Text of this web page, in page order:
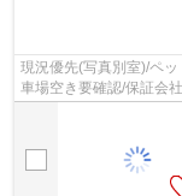
現況優先(写真別室)/ペ
車場空き要確認/保証会
60,500円(ご契約時)/電